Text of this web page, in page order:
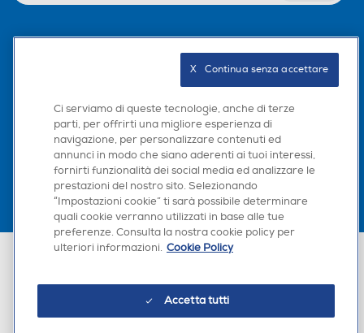
Scarica la nostra app
Euronics Italia SpA. Sede legale Via Montefeltro, 6/a 20156 Milano
Ci serviamo di queste tecnologie, anche di terze
parti, per offrirti una migliore esperienza di
navigazione, per personalizzare contenuti ed
annunci in modo che siano aderenti ai tuoi interessi,
fornirti funzionalità dei social media ed analizzare le
prestazioni del nostro sito. Selezionando
“Impostazioni cookie” ti sarà possibile determinare
quali cookie verranno utilizzati in base alle tue
preferenze. Consulta la nostra cookie policy per
ulteriori informazioni. Cookie Policy
Accetta tutti
X   Continua senza accettare